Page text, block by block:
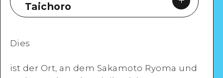
Taichoro
Google Maps
Dies
ist der Ort, an dem Sakamoto Ryoma und